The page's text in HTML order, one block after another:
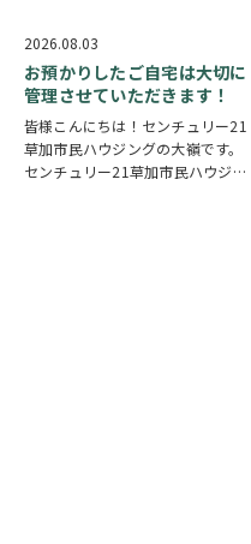
多い国です。草加市においても、他
人事ではなく、日頃から少しでも、
防災意識を高め…
2026.08.03
お預かりしたご自宅は大切に
管理させていただきます！
皆様こんにちは！センチュリー21
草加市民ハウジングの大嶺です。
センチュリー21草加市民ハウジン